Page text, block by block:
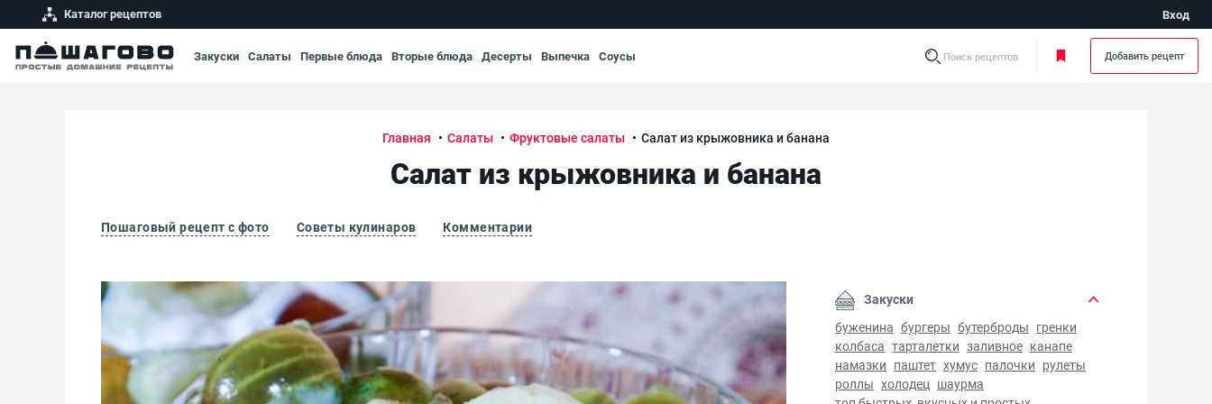
Каталог рецептов Вход
Закуски Салаты Первые блюда Вторые блюда Десерты Выпечка Соусы Поиск рецептов Добавить рецепт
Главная Салаты Фруктовые салаты Салат из крыжовника и банана
Салат из крыжовника и банана
Пошаговый рецепт с фото Советы кулинаров Комментарии
Салат из крыжовника и банана Салат из крыжовника и банана - фото готового блюда
Закуски
буженина бургеры бутерброды гренки
колбаса тарталетки заливное канапе
намазки паштет хумус палочки рулеты
роллы холодец шаурма